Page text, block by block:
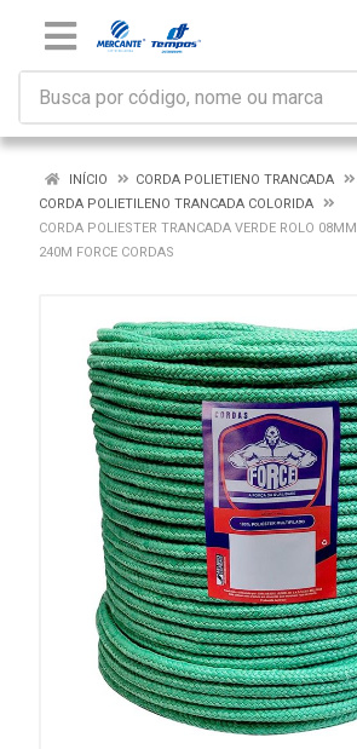
INÍCIO
CORDA POLIETIENO TRANCADA
CORDA POLIETILENO TRANCADA COLORIDA
CORDA POLIESTER TRANCADA VERDE ROLO 08MM
240M FORCE CORDAS